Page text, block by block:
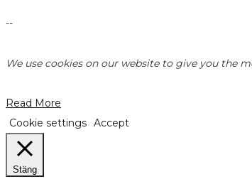
--
We use cookies on our website to give you the
Read More
Cookie settings Accept
Stäng